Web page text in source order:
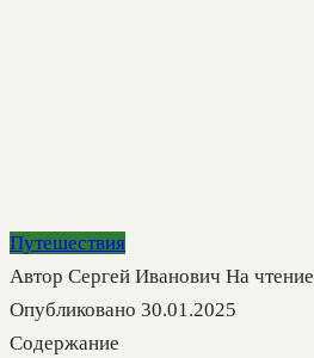
Путешествия
Автор Сергей Иванович На чтение
Опубликовано 30.01.2025
Содержание